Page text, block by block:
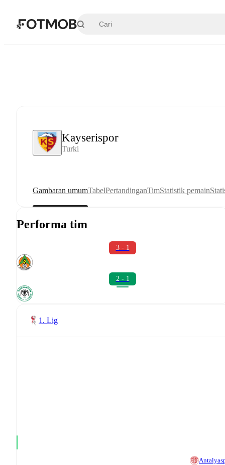
Kayserispor
Turki
Gambaran umumTabelPertandinganTimStatistik pemain
Performa tim
3 - 1
2 - 1
1. Lig